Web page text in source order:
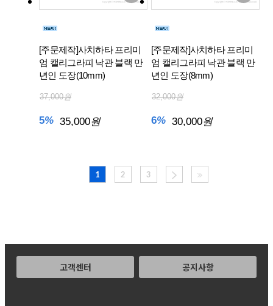
[주문제작]사치하타 프리미
엄 캘리그라피 낙관 블랙 만
년인 도장(10mm)
37,000원
5% 35,000원
[주문제작]사치하타 프리미
엄 캘리그라피 낙관 블랙 만
년인 도장(8mm)
32,000원
6% 30,000원
1 2 3
고객센터 공지사항